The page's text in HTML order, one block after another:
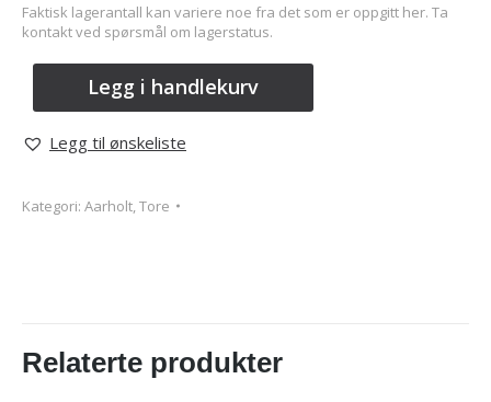
Faktisk lagerantall kan variere noe fra det som er oppgitt her. Ta
kontakt ved spørsmål om lagerstatus.
Legg i handlekurv
Legg til ønskeliste
Kategori: Aarholt, Tore
Relaterte produkter